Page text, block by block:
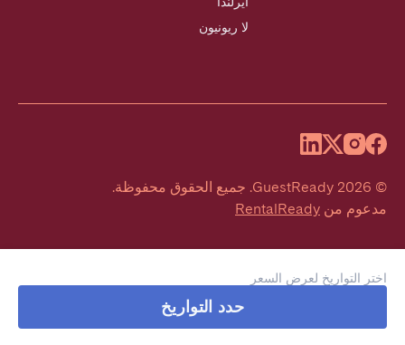
اختر التواريخ لعرض السعر
حدد التواريخ
لا ريونيون
©
2026
GuestReady
. جميع الحقوق محفوظة.
مدعوم من RentalReady